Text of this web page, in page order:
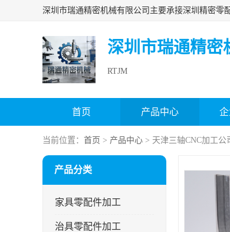
深圳市瑞通精密
RTJM
首页 产品中心
当前位置： 首页 > 产品中心 > 天津三轴CNC加工公
产品分类
家具零配件加工
治具零配件加工